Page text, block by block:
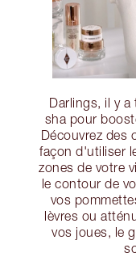
Darlings, il y
sha pour
Découvrez des
façon d'utiliser
zones de votre
le contour de
vos
lèvres ou
vos joues, le